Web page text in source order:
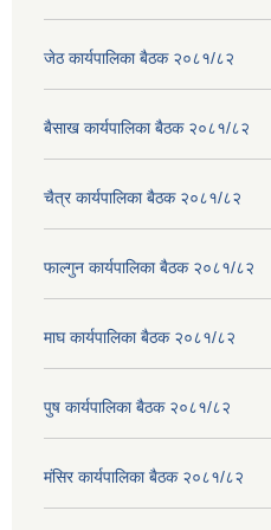
जेठ कार्यपालिका बैठक २०८१/८२
बैसाख कार्यपालिका बैठक २०८१/८२
चैत्र कार्यपालिका बैठक २०८१/८२
फाल्गुन कार्यपालिका बैठक २०८१/८२
माघ कार्यपालिका बैठक २०८१/८२
पुष कार्यपालिका बैठक २०८१/८२
मंसिर कार्यपालिका बैठक २०८१/८२